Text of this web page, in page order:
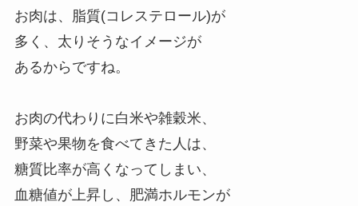
お肉は、脂質(コレステロール)が
多く、太りそうなイメージが
あるからですね。
お肉の代わりに白米や雑穀米、
野菜や果物を食べてきた人は、
糖質比率が高くなってしまい、
血糖値が上昇し、肥満ホルモンが